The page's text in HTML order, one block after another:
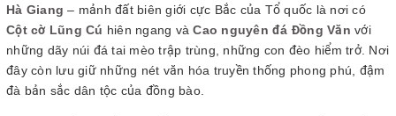
Hà Giang – mảnh đất biên giới cực Bắc của Tổ quốc là nơi có
Cột cờ Lũng Cú hiên ngang vàCao nguyên đá Đồng Văn với
những dãy núi đá tai mèo trập trùng, những con đèo hiểm trở. Nơi
đây còn lưu giữ những nét văn hóa truyền thống phong phú, đậm
đà bản sắc dân tộc của đồng bào.